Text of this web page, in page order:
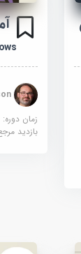
Scott Simpson
زمان دوره: 54m
بازدید